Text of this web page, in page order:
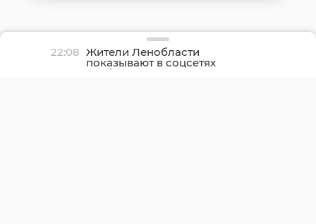
22:08 Жители Ленобласти
показывают в соцсетях
грибные трофеи